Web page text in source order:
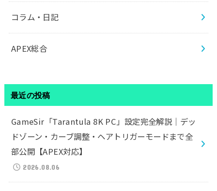
コラム・日記
APEX総合
最近の投稿
GameSir「Tarantula 8K PC」設定完全解説｜デッ
ドゾーン・カーブ調整・ヘアトリガーモードまで全
部公開【APEX対応】
2026.08.06